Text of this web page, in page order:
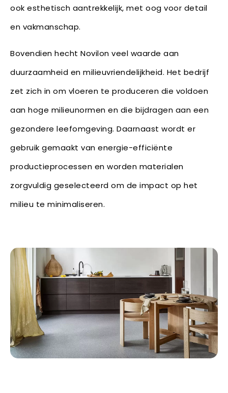
ook esthetisch aantrekkelijk, met oog voor detail
en vakmanschap.
Bovendien hecht Novilon veel waarde aan
duurzaamheid en milieuvriendelijkheid. Het bedrijf
zet zich in om vloeren te produceren die voldoen
aan hoge milieunormen en die bijdragen aan een
gezondere leefomgeving. Daarnaast wordt er
gebruik gemaakt van energie-efficiënte
productieprocessen en worden materialen
zorgvuldig geselecteerd om de impact op het
milieu te minimaliseren.